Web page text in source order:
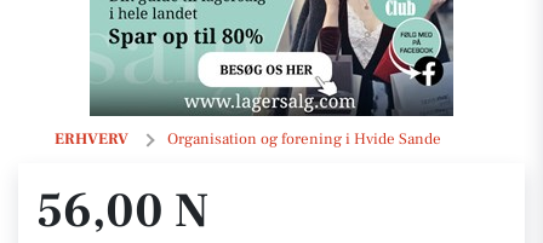
ERHVERV Organisation og forening i Hvide Sande
56,00 N
56,00 N